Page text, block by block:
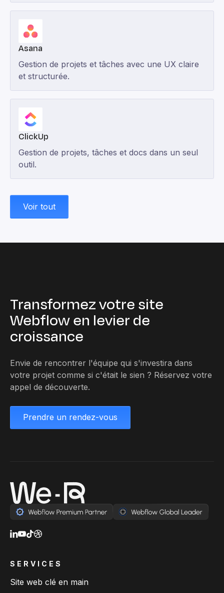
Asana
Gestion de projets et tâches avec une UX claire
et structurée.
ClickUp
Gestion de projets, tâches et docs dans un seul
outil.
Voir tout
Transformez votre site
Webflow en levier de
croissance
Envie de rencontrer l'équipe qui s'investira dans
votre projet comme si c'était le sien ? Réservez votre
appel de découverte.
Prendre un rendez-vous
SERVICES
Site web clé en main